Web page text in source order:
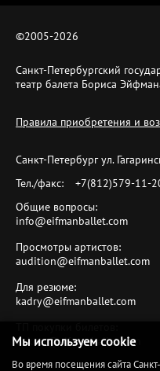
©2005-2026
Санкт-Петербургский
театр балета Бориса
Правила приобретения и
Санкт-Петербург ул.
Тел./факс:
+7(812)579-11-
Общие вопросы:
info@eifmanballet.com
Просмотры артистов:
audition@eifmanballet.com
Для резюме:
kadry@eifmanballet.com
tickets@eifmanballet.com
Мы используем cookie
Во время посещения сайта